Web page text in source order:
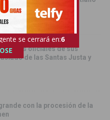
actos oficiales de sus
de las Santas Justa y
con la procesión de la
se cerrará en:4